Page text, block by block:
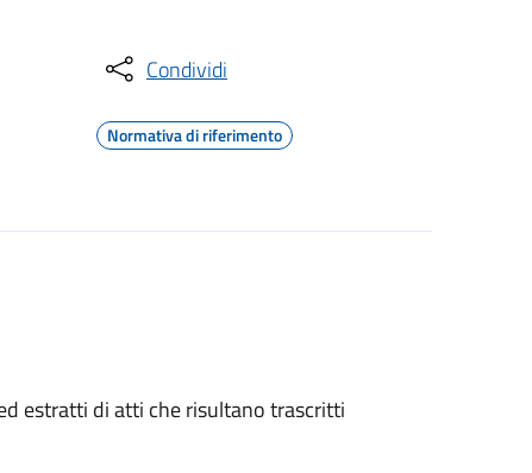
Condividi
Normativa di riferimento
estratti di atti che risultano trascritti